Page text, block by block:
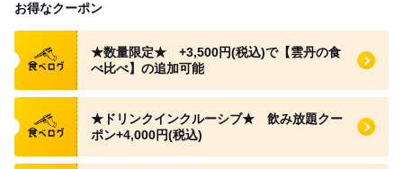
お得なクーポン
食べログ クーポン
★数量限定★ +3,500円(税込)で【雲丹の食
べ比べ】の追加可能
食べログ クーポン
★ドリンクインクルーシブ★ 飲み放題クー
ポン+4,000円(税込)